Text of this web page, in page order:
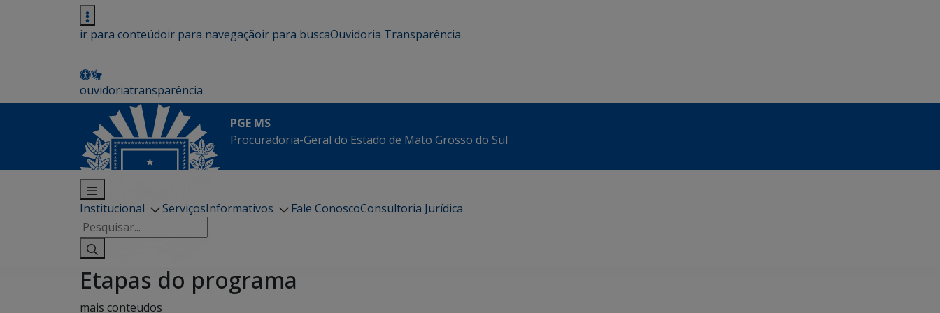
ir para conteúdoir para navegaçãoir para buscaOuvidoria Transparência
ouvidoriatransparência
PGE MS
Procuradoria-Geral do Estado de Mato Grosso do Sul
Institucional ServiçosInformativos Fale ConoscoConsultoria Jurídica
Pesquisar
por:
Etapas do programa
mais conteudos